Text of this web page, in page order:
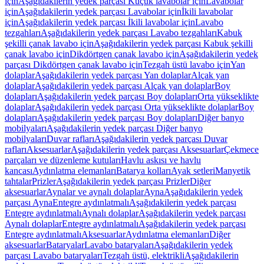
içinAşağıdakilerin yedek parçası Lavabolar içinİkili lavabolar
içinAşağıdakilerin yedek parçası İkili lavabolar içinLavabo
tezgahlarıAşağıdakilerin yedek parçası Lavabo tezgahlarıKabuk
şekilli çanak lavabo içinAşağıdakilerin yedek parçası Kabuk şekilli
çanak lavabo içinDikdörtgen çanak lavabo içinAşağıdakilerin yedek
parçası Dikdörtgen çanak lavabo içinTezgah üstü lavabo içinYan
dolaplarAşağıdakilerin yedek parçası Yan dolaplarAlçak yan
dolaplarAşağıdakilerin yedek parçası Alçak yan dolaplarBoy
dolaplarıAşağıdakilerin yedek parçası Boy dolaplarıOrta yükseklikte
dolaplarAşağıdakilerin yedek parçası Orta yükseklikte dolaplarBoy
dolaplarıAşağıdakilerin yedek parçası Boy dolaplarıDiğer banyo
mobilyalarıAşağıdakilerin yedek parçası Diğer banyo
mobilyalarıDuvar raflarıAşağıdakilerin yedek parçası Duvar
raflarıAksesuarlarAşağıdakilerin yedek parçası AksesuarlarÇekmece
parçaları ve düzenleme kutularıHavlu askısı ve havlu
kancasıAydınlatma elemanlarıBatarya kollarıAyak setleriManyetik
tahtalarPrizlerAşağıdakilerin yedek parçası PrizlerDiğer
aksesuarlarAynalar ve aynalı dolaplarAynaAşağıdakilerin yedek
parçası AynaEntegre aydınlatmalıAşağıdakilerin yedek parçası
Entegre aydınlatmalıAynalı dolaplarAşağıdakilerin yedek parçası
Aynalı dolaplarEntegre aydınlatmalıAşağıdakilerin yedek parçası
Entegre aydınlatmalıAksesuarlarAydınlatma elemanlarıDiğer
aksesuarlarBataryalarLavabo bataryalarıAşağıdakilerin yedek
parçası Lavabo bataryalarıTezgah üstü, elektrikliAşağıdakilerin